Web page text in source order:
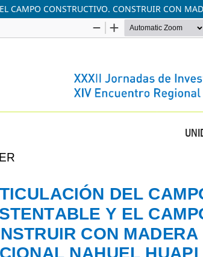
CAMPO CONSTRUCTIVO. CONSTRUIR CON